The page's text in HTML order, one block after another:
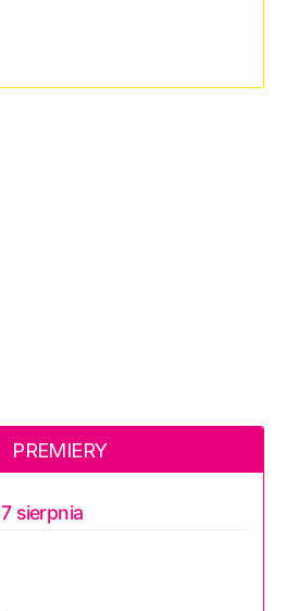
PREMIERY
7 sierpnia